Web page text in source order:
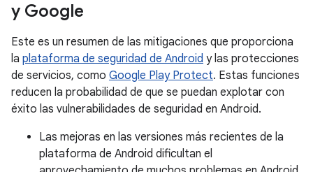
y Google
Este es un resumen de las mitigaciones que proporciona
la plataforma de seguridad de Android y las protecciones
de servicios, como Google Play Protect. Estas funciones
reducen la probabilidad de que se puedan explotar con
éxito las vulnerabilidades de seguridad en Android.
Las mejoras en las versiones más recientes de la
plataforma de Android dificultan el